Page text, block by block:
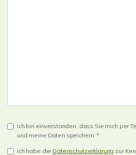
Ich bin einverstanden, dass Sie mich per
und meine Daten speichern. *
Ich habe die Datenschutzerklärung zur